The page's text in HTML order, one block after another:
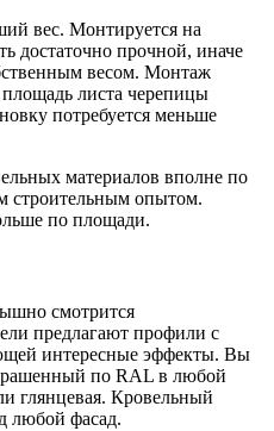
вес. Монтируется на
достаточно прочной, иначе
весом. Монтаж
листа черепицы
потребуется меньше
материалов вполне по
строительным опытом.
по площади.
смотрится
предлагают профили с
интересные эффекты. Вы
по RAL в любой
глянцевая. Кровельный
любой фасад.